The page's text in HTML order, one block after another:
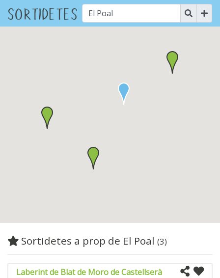
Sortidetes a prop de El Poal (3)
Laberint de Blat de Moro de Castellserà